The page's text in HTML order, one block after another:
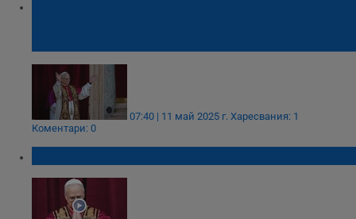
07:40 | 11 май 2025 г. Харесвания: 1
Коментари: 0